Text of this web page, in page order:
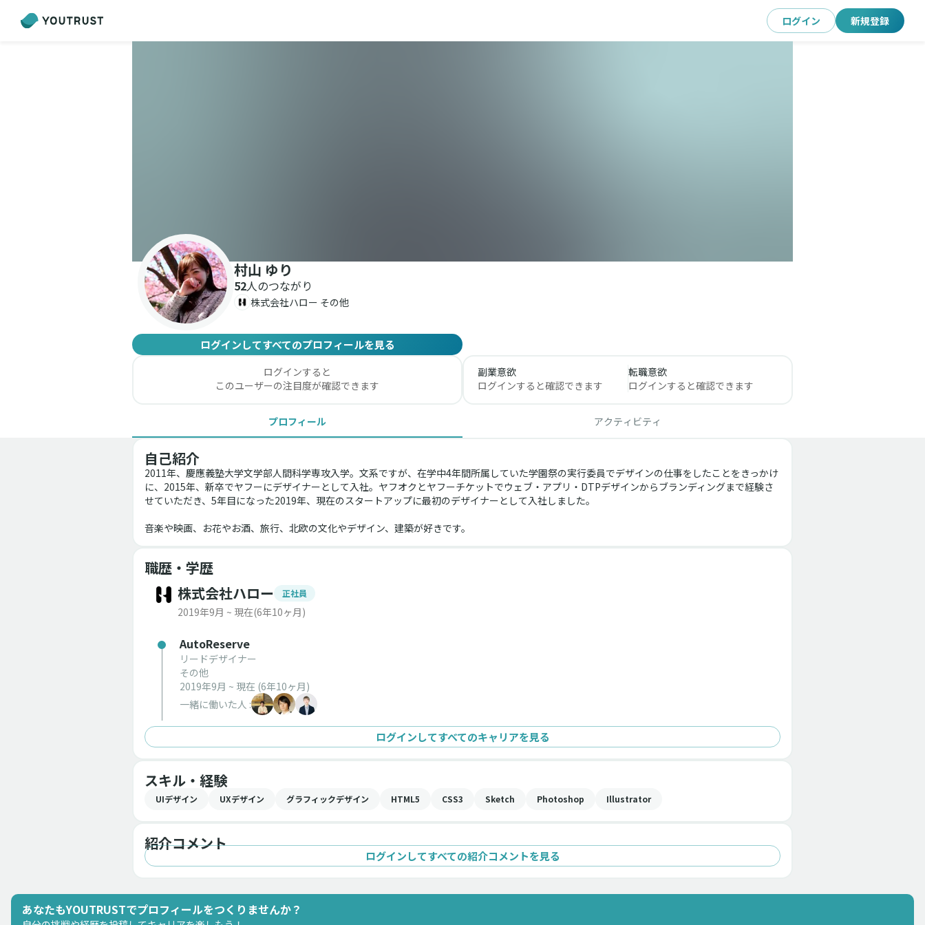
ログイン 新規登録
村山 ゆり
52人のつながり
株式会社ハロー その他
ログインしてすべてのプロフィールを見る
ログインすると
このユーザーの注目度が確認できます
副業意欲
ログインすると確認できます
転職意欲
ログインすると確認できます
プロフィール アクティビティ
自己紹介
2011年、慶應義塾大学文学部人間科学専攻入学。文系ですが、在学中4年間所属していた学園祭の実行委員でデザインの仕事をしたことをきっかけ
に、2015年、新卒でヤフーにデザイナーとして入社。ヤフオクとヤフーチケットでウェブ・アプリ・DTPデザインからブランディングまで経験さ
せていただき、5年目になった2019年、現在のスタートアップに最初のデザイナーとして入社しました。
音楽や映画、お花やお酒、旅行、北欧の文化やデザイン、建築が好きです。
職歴・学歴
株式会社ハロー
正社員
2019年9月 ~ 現在(6年10ヶ月)
AutoReserve
リードデザイナー
その他
2019年9月 ~ 現在 (6年10ヶ月)
一緒に働いた人 :
ログインしてすべてのキャリアを見る
スキル・経験
UIデザイン UXデザイン グラフィックデザイン HTML5 CSS3 Sketch Photoshop Illustrator
紹介コメント
ログインしてすべての紹介コメントを見る
あなたもYOUTRUSTでプロフィールをつくりませんか？